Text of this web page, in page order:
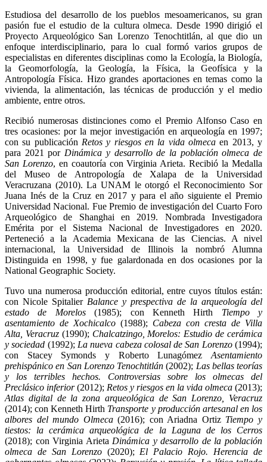
Estudiosa del desarrollo de los pueblos mesoamericanos, su gran
pasión fue el estudio de la cultura olmeca. Desde 1990 dirigió el
Proyecto Arqueológico San Lorenzo Tenochtitlán, al que dio un
enfoque interdisciplinario, para lo cual formó varios grupos de
especialistas en diferentes disciplinas como la Ecología, la Biología,
la Geomorfología, la Geología, la Física, la Geofísica y la
Antropología Física. Hizo grandes aportaciones en temas como la
vivienda, la alimentación, las técnicas de producción y el medio
ambiente, entre otros.
Recibió numerosas distinciones como el Premio Alfonso Caso en
tres ocasiones: por la mejor investigación en arqueología en 1997;
con su publicación Retos y riesgos en la vida olmeca en 2013, y
para 2021 por Dinámica y desarrollo de la población olmeca de
San Lorenzo, en coautoría con Virginia Arieta. Recibió la Medalla
del Museo de Antropología de Xalapa de la Universidad
Veracruzana (2010). La UNAM le otorgó el Reconocimiento Sor
Juana Inés de la Cruz en 2017 y para el año siguiente el Premio
Universidad Nacional. Fue Premio de investigación del Cuarto Foro
Arqueológico de Shanghai en 2019. Nombrada Investigadora
Emérita por el Sistema Nacional de Investigadores en 2020.
Perteneció a la Academia Mexicana de las Ciencias. A nivel
internacional, la Universidad de Illinois la nombró Alumna
Distinguida en 1998, y fue galardonada en dos ocasiones por la
National Geographic Society.
Tuvo una numerosa producción editorial, entre cuyos títulos están:
con Nicole Spitalier Balance y prespectiva de la arqueología del
estado de Morelos(1985); con Kenneth Hirth Tiempo y
asentamiento de Xochicalco (1988); Cabeza con cresta de Villa
Alta, Veracruz(1990); Chalcatzingo, Morelos: Estudio de cerámica
y sociedad (1992); La nueva cabeza colosal de San Lorenzo(1994);
con Stacey Symonds y Roberto Lunagómez Asentamiento
prehispánico en San Lorenzo Tenochtitlán (2002); Las bellas teorías
y los terribles hechos. Controversias sobre los olmecas del
Preclásico inferior(2012); Retos y riesgos en la vida olmeca (2013);
Atlas digital de la zona arqueológica de San Lorenzo, Veracruz
(2014); con Kenneth Hirth Transporte y producción artesanal en los
albores del mundo Olmeca(2016); con Ariadna Ortiz Tiempo y
tiestos: la cerámica arqueológica de la Laguna de los Cerros
(2018); con Virginia Arieta Dinámica y desarrollo de la población
olmeca de San Lorenzo (2020); El Palacio Rojo. Herencia de